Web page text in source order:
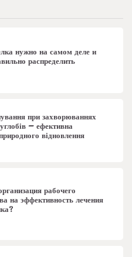
нужно на самом деле и
распределить
при захворюваннях
– ефективна
відновлення
рабочего
на эффективность лечения